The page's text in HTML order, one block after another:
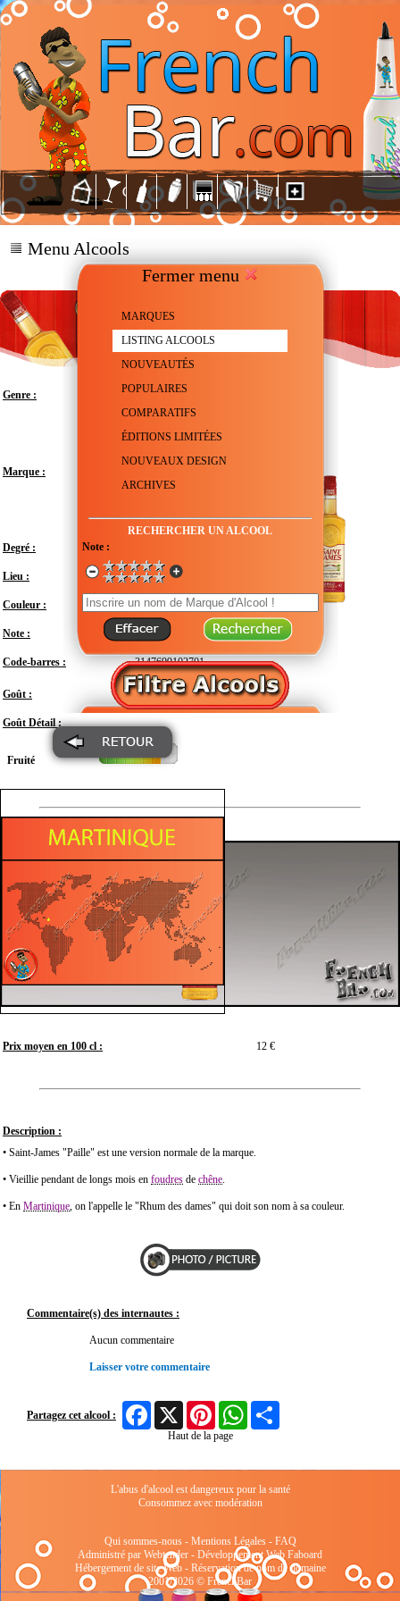
Fermer menu
MARQUES
LISTING ALCOOLS
NOUVEAUTÉS
POPULAIRES
COMPARATIFS
ÉDITIONS LIMITÉES
NOUVEAUX DESIGN
ARCHIVES
RECHERCHER UN ALCOOL
Note :
Menu Alcools
Genre : Rhum ambré - Agricole
Marque :
Degré :
Lieu : France - Martinique - Sainte-Marie
Couleur :
Note : En attente de test
Code-barres : 3147699102701
Goût : Modéré
Goût Détail :
Fruité
Prix moyen en 100 cl : 12 €
Description :
• Saint-James "Paille" est une version normale de la marque.
• Vieillie pendant de longs mois en foudres de chêne.
• En Martinique, on l'appelle le "Rhum des dames" qui doit son nom à sa couleur.
Commentaire(s) des internautes :
Aucun commentaire
Laisser votre commentaire
Partagez cet alcool :
FacebookX Pinterest WhatsApp
Haut de la page
L'abus d'alcool est dangereux pour la santé
Consommez avec modération
Qui sommes-nous- Mentions Légales- FAQ
Administré par Webtender - Développement Web Faboard
Hébergement de site Web- Réservation de nom de domaine
2001/2026 © FrenchBar